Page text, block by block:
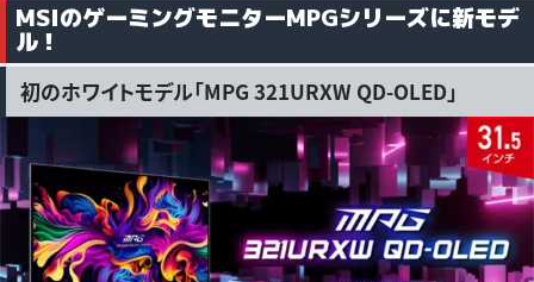
MSIのゲーミングモニターMPGシリーズに新モデ
ル！
初のホワイトモデル「MPG 321URXW QD-OLED」